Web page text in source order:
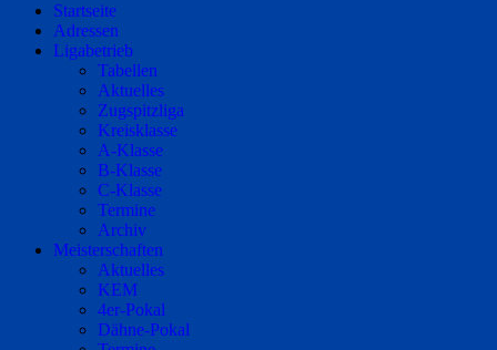
Startseite
Adressen
Ligabetrieb
Tabellen
Aktuelles
Zugspitzliga
Kreisklasse
A-Klasse
B-Klasse
C-Klasse
Termine
Archiv
Meisterschaften
Aktuelles
KEM
4er-Pokal
Dähne-Pokal